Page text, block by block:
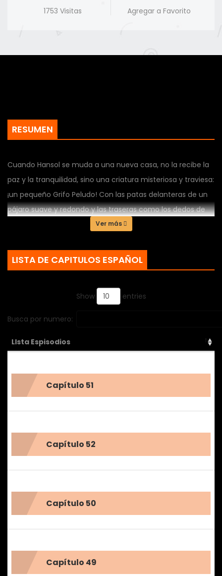
1753 Visitas Agregar a Favorito
RESUMEN
Cuando Hansol se muda a una nueva casa, no la recibe la
paz y la tranquilidad, sino una criatura misteriosa y traviesa:
¡un pequeño Grifo Peludo! Con las patas delanteras de un
pájaro suave y redondo y las traseras como los dedos de
goma de un gato, este pequeño ser impredecible es un
acaparando objetos brillantes o chirriando al televisor, nada
es normal con esta bola de pelusa híbrida cerca. Hansol es
enfrentarse al impredecible mundo de la crianza de los
Ver más
LISTA DE CAPITULOS ESPAÑOL
Show entries
Busca por numero:
LIsta Espisodios
Capítulo 51
Capítulo 52
Capítulo 50
Capítulo 49